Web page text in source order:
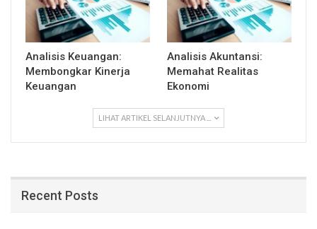
Analisis Keuangan:
Membongkar Kinerja
Keuangan
Analisis Akuntansi:
Memahat Realitas
Ekonomi
LIHAT ARTIKEL SELANJUTNYA ...
Recent Posts